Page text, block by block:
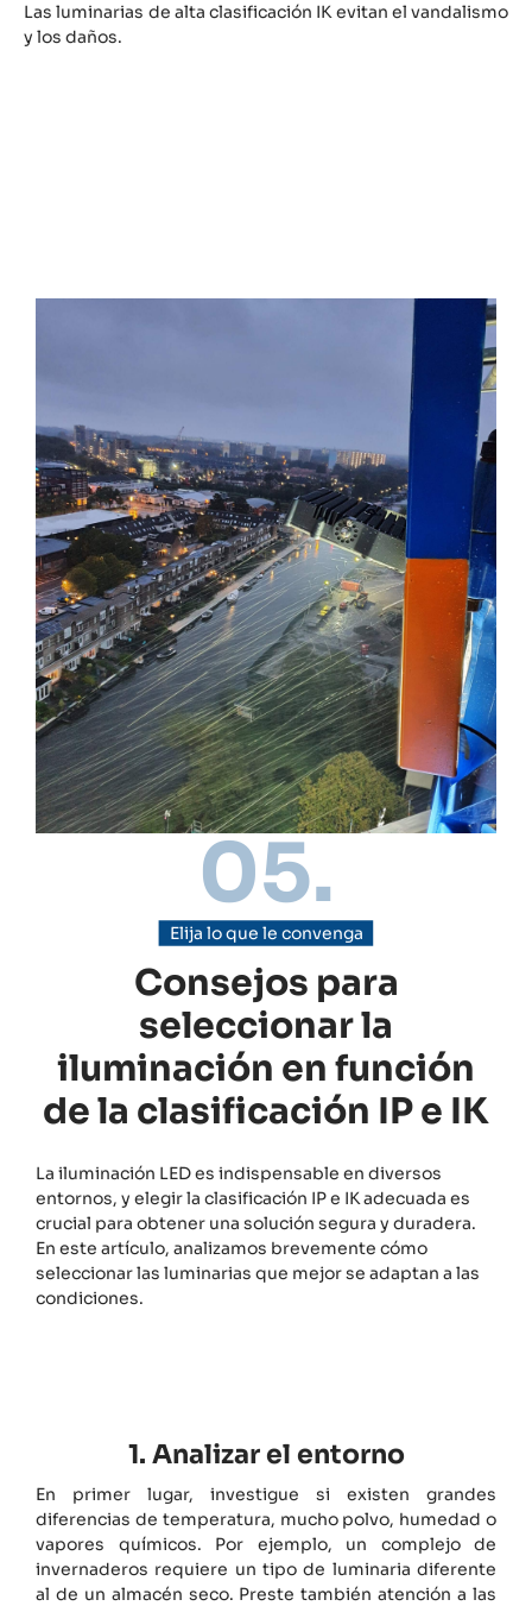
Las luminarias de alta clasificación IK evitan el vandalismo
y los daños.
05.
Elija lo que le convenga
Consejos para
seleccionar la
iluminación en función
de la clasificación IP e IK
La iluminación LED es indispensable en diversos
entornos, y elegir la clasificación IP e IK adecuada es
crucial para obtener una solución segura y duradera.
En este artículo, analizamos brevemente cómo
seleccionar las luminarias que mejor se adaptan a las
condiciones.
1. Analizar el entorno
En primer lugar, investigue si existen grandes
diferencias de temperatura, mucho polvo, humedad o
vapores químicos. Por ejemplo, un complejo de
invernaderos requiere un tipo de luminaria diferente
al de un almacén seco. Preste también atención a las